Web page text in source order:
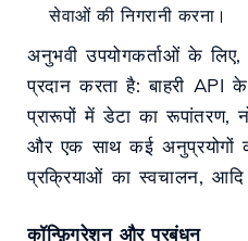
सेवाओं की निगरानी करना।
अनुभवी उपयोगकर्ताओं के लिए,
प्रदान करता है: बाहरी API
प्रारूपों में डेटा का रूपांतरण,
और एक साथ कई अनुप्रयोगों
प्रक्रियाओं का स्वचालन,
कॉन्फ़िगरेशन और प्रबंधन